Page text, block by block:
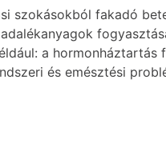
szokásokból fakadó
a hormonháztartás
és emésztési